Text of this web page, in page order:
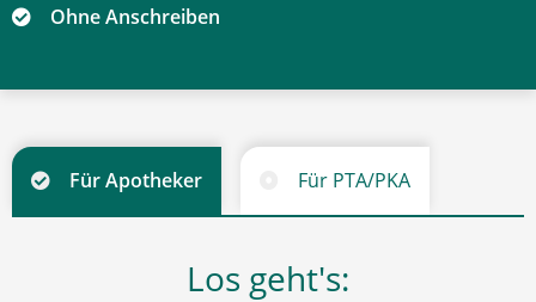
Ohne Anschreiben
Für Apotheker Für PTA/PKA
Los geht's: